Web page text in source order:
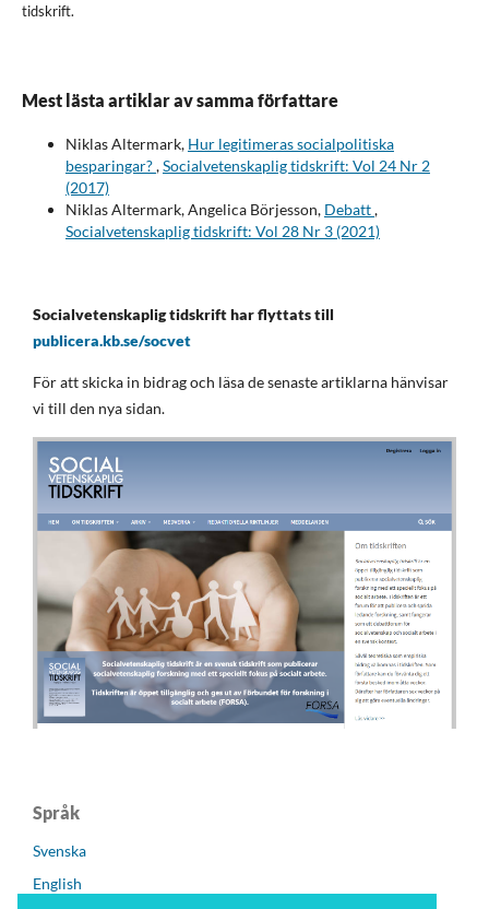
tidskrift.
Mest lästa artiklar av samma författare
Niklas Altermark, Hur legitimeras socialpolitiska
besparingar?,Socialvetenskaplig tidskrift: Vol 24 Nr 2
(2017)
Niklas Altermark, Angelica Börjesson, Debatt,
Socialvetenskaplig tidskrift: Vol 28 Nr 3 (2021)
Socialvetenskaplig tidskrift har flyttats till
publicera.kb.se/socvet
För att skicka in bidrag och läsa de senaste artiklarna hänvisar
vi till den nya sidan.
Språk
Svenska
English